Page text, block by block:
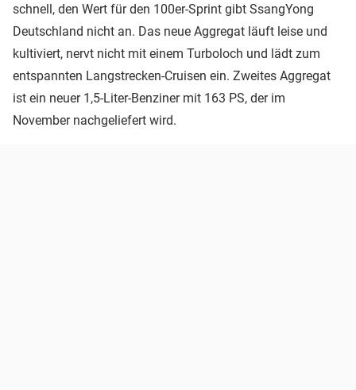
schnell, den Wert für den 100er-Sprint gibt SsangYong
Deutschland nicht an. Das neue Aggregat läuft leise und
kultiviert, nervt nicht mit einem Turboloch und lädt zum
entspannten Langstrecken-Cruisen ein. Zweites Aggregat
ist ein neuer 1,5-Liter-Benziner mit 163 PS, der im
November nachgeliefert wird.